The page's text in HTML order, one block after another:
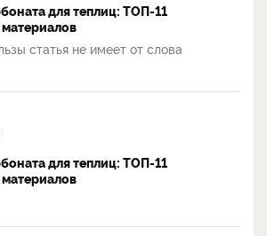
для теплиц: ТОП-11
статья не имеет от слова
для теплиц: ТОП-11